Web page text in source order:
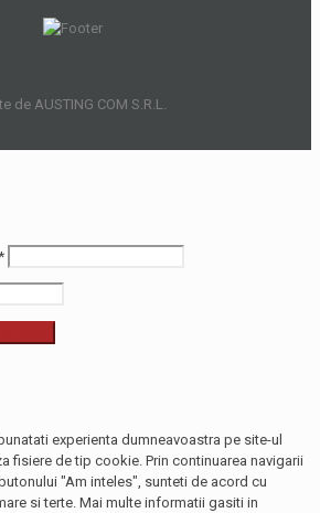
AUSTING COM S.R.L.
experienta dumneavoastra pe site-ul
fisiere de tip cookie. Prin continuarea navigarii
"Am inteles", sunteti de acord cu
si terte. Mai multe informatii gasiti in